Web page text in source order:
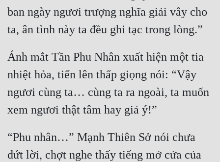
Đẹp Hiệp
Tính Cách Nhân Vật :
Cơ Trí
ban ngày ngươi trượng nghĩa giải vây cho
Ánh mắt Tần Phu Nhân xuất hiện một tia
nhiệt hỏa, tiến lên thấp giọng nói: “Vậy
ngươi cùng ta… cùng ta ra ngoài, ta muốn
“Phu nhân…” Mạnh Thiên Sở nói chưa
dứt lời, chợt nghe thấy tiếng mở cửa của